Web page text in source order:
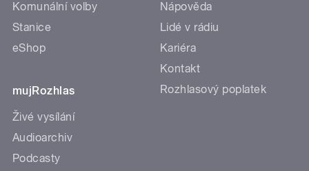
Komunální volby
Stanice
eShop
mujRozhlas
Živé vysílání
Audioarchiv
Podcasty
Nápověda
Lidé v rádiu
Kariéra
Kontakt
Rozhlasový poplatek